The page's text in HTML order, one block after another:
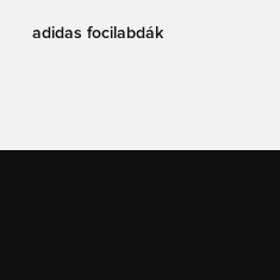
adidas focilabdák